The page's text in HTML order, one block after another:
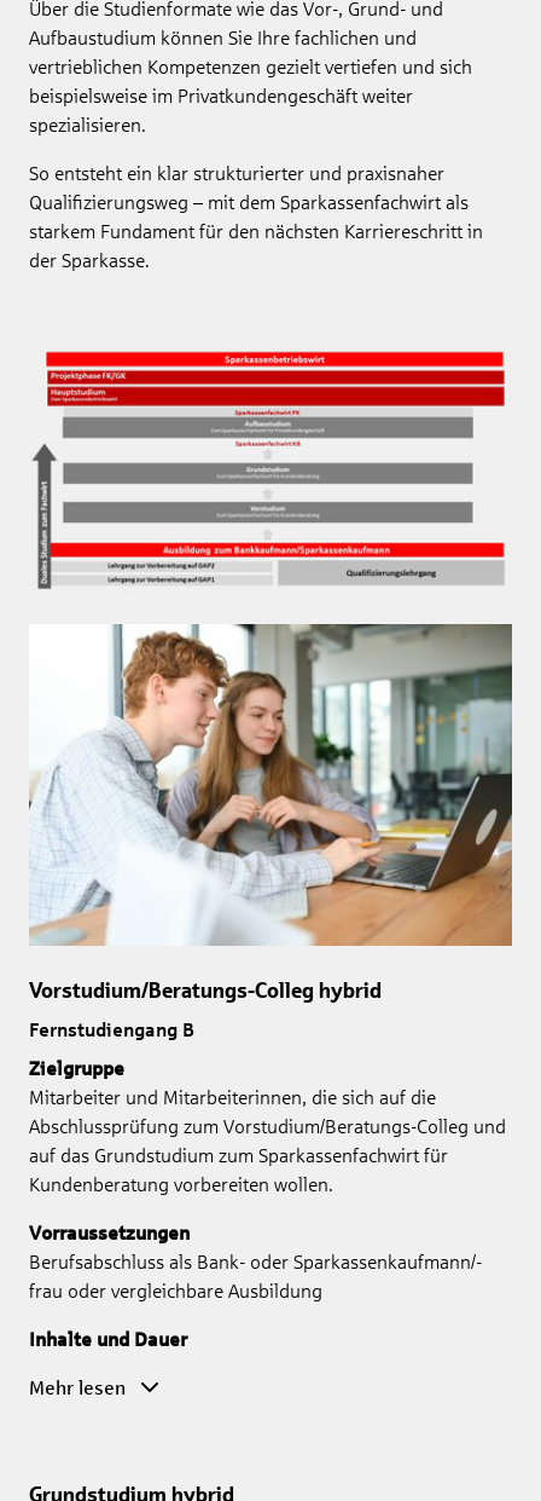
Über die Studienformate wie das Vor-, Grund- und
Aufbaustudium können Sie Ihre fachlichen und
vertrieblichen Kompetenzen gezielt vertiefen und sich
beispielsweise im Privatkundengeschäft weiter
spezialisieren.
So entsteht ein klar strukturierter und praxisnaher
Qualifizierungsweg – mit dem Sparkassenfachwirt als
starkem Fundament für den nächsten Karriereschritt in
der Sparkasse.
Vorstudium/Beratungs-Colleg hybrid
Fernstudiengang B
Zielgruppe
Mitarbeiter und Mitarbeiterinnen, die sich auf die
Abschlussprüfung zum Vorstudium/Beratungs-Colleg und
auf das Grundstudium zum Sparkassenfachwirt für
Kundenberatung vorbereiten wollen.
Vorraussetzungen
Berufsabschluss als Bank- oder Sparkassenkaufmann/-
frau oder vergleichbare Ausbildung
Inhalte und Dauer
Mehr lesen
Grundstudium hybrid